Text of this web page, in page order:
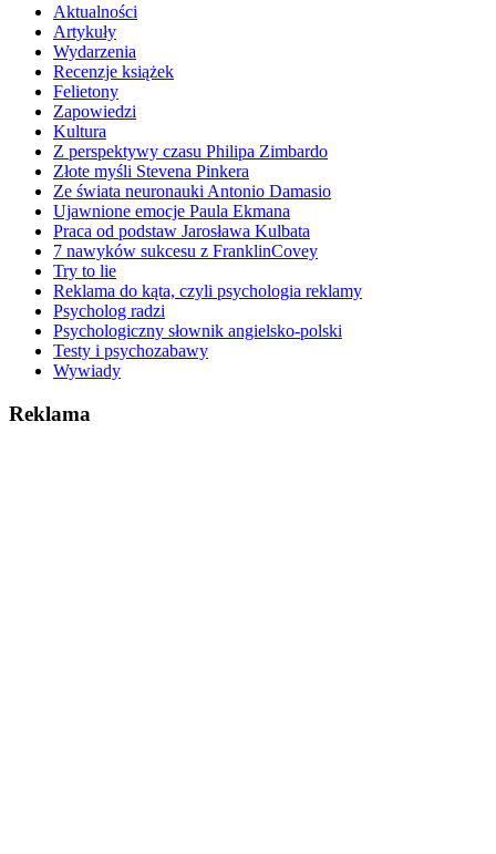
Aktualności
Artykuły
Wydarzenia
Recenzje książek
Felietony
Zapowiedzi
Kultura
Z perspektywy czasu Philipa Zimbardo
Złote myśli Stevena Pinkera
Ze świata neuronauki Antonio Damasio
Ujawnione emocje Paula Ekmana
Praca od podstaw Jarosława Kulbata
7 nawyków sukcesu z FranklinCovey
Try to lie
Reklama do kąta, czyli psychologia reklamy
Psycholog radzi
Psychologiczny słownik angielsko-polski
Testy i psychozabawy
Wywiady
Reklama